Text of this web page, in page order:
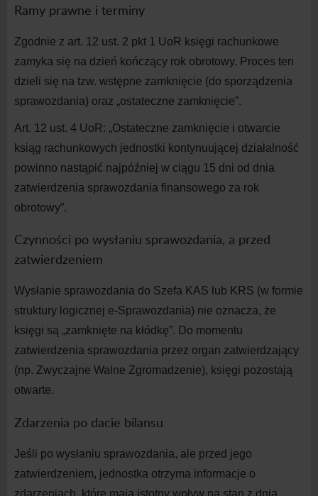
Ramy prawne i terminy
Zgodnie z art. 1 2 ust. 2 pkt 1 UoR księgi rachunkowe
zamyka się na dzień kończący rok obrotowy. Proces ten
dzieli się na tzw. wstępne zamknięcie (do sporządzenia
sprawozdania) oraz „ostateczne zamknięcie”.
Art. 1 2 ust. 4 UoR: „Ostateczne zamknięcie i otwarcie
ksiąg rachunkowych jednostki kontynuującej działalność
powinno nastąpić najpóźniej w ciągu 1 5 dni od dnia
zatwierdzenia sprawozdania finansowego za rok
obrotowy”.
Czynności po wysłaniu sprawozdania, a przed
zatwierdzeniem
Wysłanie sprawozdania do Szefa KAS lub KRS (w formie
struktury logicznej e-Sprawozdania) nie oznacza, że
księgi są „zamknięte na kłódkę”. Do momentu
zatwierdzenia sprawozdania przez organ zatwierdzający
(np. Zwyczajne Walne Zgromadzenie), księgi pozostają
otwarte.
Zdarzenia po dacie bilansu
Jeśli po wysłaniu sprawozdania, ale przed jego
zatwierdzeniem, jednostka otrzyma informacje o
zdarzeniach, które mają istotny wpływ na stan z dnia